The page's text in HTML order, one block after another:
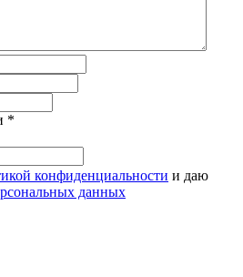
*
конфиденциальности и даю
данных